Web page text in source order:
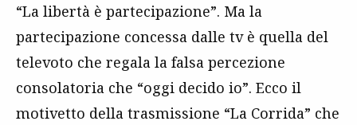
“La libertà è partecipazione”. Ma la
partecipazione concessa dalle tv è quella del
televoto che regala la falsa percezione
consolatoria che “oggi decido io”. Ecco il
motivetto della trasmissione “La Corrida” che